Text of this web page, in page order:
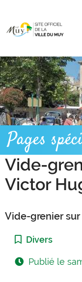
Pages
Vide-
Victor
Vide-grenier
Catégorie :
Divers
Publié le